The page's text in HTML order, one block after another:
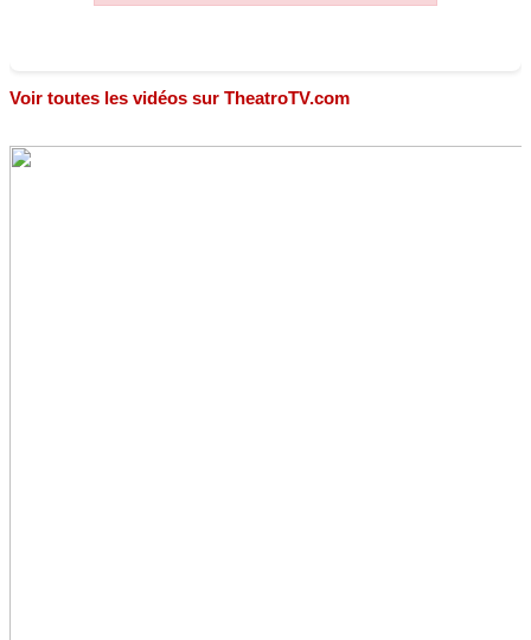
Voir toutes les vidéos sur TheatroTV.com